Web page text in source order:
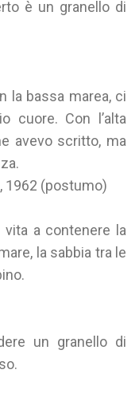
è un granello di
la bassa marea, ci
cuore. Con l’alta
avevo scritto, ma
1962 (postumo)
a contenere la
la sabbia tra le
un granello di